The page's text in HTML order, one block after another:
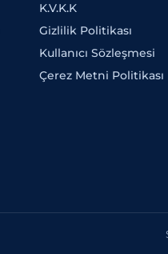
K.V.K.K
Gizlilik Politikası
Kullanıcı Sözleşmesi
Çerez Metni Politikası